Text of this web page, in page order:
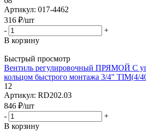
Артикул: 017-4462
316 ₽/шт
-
+
В корзину
Быстрый просмотр
Вентиль регулировочный ПРЯМОЙ С
кольцом быстрого монтажа 3/4" TIM(4/
12
Артикул: RD202.03
846 ₽/шт
-
+
В корзину